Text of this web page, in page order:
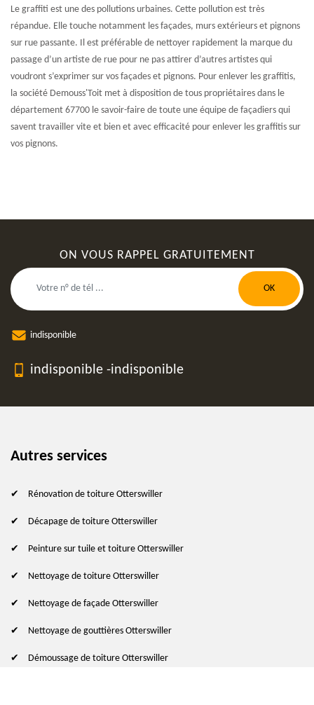
Le graffiti est une des pollutions urbaines. Cette pollution est très
répandue. Elle touche notamment les façades, murs extérieurs et pignons
sur rue passante. Il est préférable de nettoyer rapidement la marque du
passage d’un artiste de rue pour ne pas attirer d’autres artistes qui
voudront s’exprimer sur vos façades et pignons. Pour enlever les graffitis,
la société Demouss'Toit met à disposition de tous propriétaires dans le
département 67700 le savoir-faire de toute une équipe de façadiers qui
savent travailler vite et bien et avec efficacité pour enlever les graffitis sur
vos pignons.
ON VOUS RAPPEL GRATUITEMENT
indisponible
indisponible -indisponible
Autres services
Rénovation de toiture Otterswiller
Décapage de toiture Otterswiller
Peinture sur tuile et toiture Otterswiller
Nettoyage de toiture Otterswiller
Nettoyage de façade Otterswiller
Nettoyage de gouttières Otterswiller
Démoussage de toiture Otterswiller